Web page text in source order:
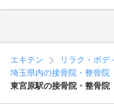
エキテン リラク・ボデ
埼玉県内の接骨院・整骨院
東宮原駅の接骨院・整骨院